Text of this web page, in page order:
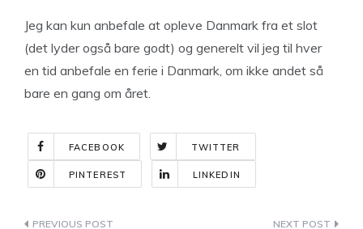
Jeg kan kun anbefale at opleve Danmark fra et slot
(det lyder også bare godt) og generelt vil jeg til hver
en tid anbefale en ferie i Danmark, om ikke andet så
bare en gang om året.
FACEBOOK TWITTER
PINTEREST LINKEDIN